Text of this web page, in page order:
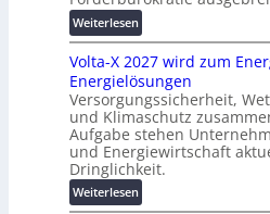
n
g
s
l
ö
s
u
n
g
e
n
u
t
z
u
n
d
d
i
g
i
Weiterlesen:
M
a
s
c
h
i
n
e
n
Volta-X 2027 wird zum
Energielösungen
Versorgungssicherheit,
und Klimaschutz
Aufgabe stehen
und Energiewirtschaft
Dringlichkeit.
Weiterlesen:
V